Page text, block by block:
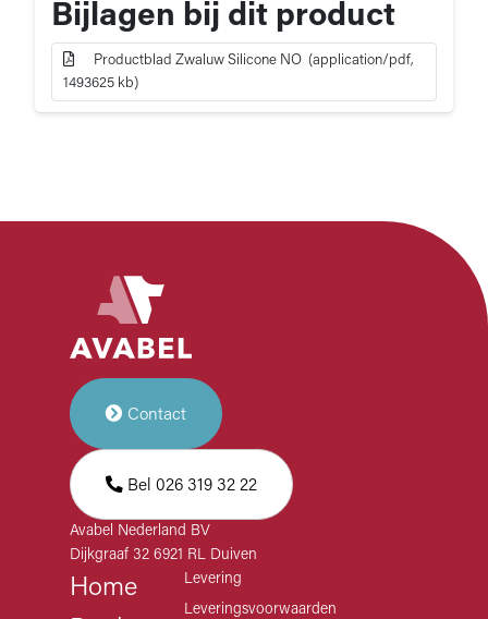
c
t
i
e
Bijlagen bij dit product
Productblad Zwaluw Silicone NO (application/pdf,
1493625 kb)
Contact
Bel 026 319 32 22
Avabel Nederland BV
Dijkgraaf 32 6921 RL Duiven
Home
Levering
Leveringsvoorwaarden